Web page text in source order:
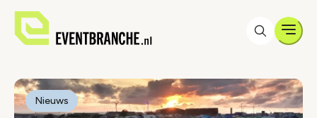
Eventbranche.nl
Eventbranche.nl
Nieuws